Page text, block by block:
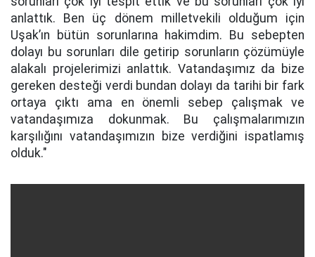
anlattık. Ben üç dönem milletvekili olduğum için
Uşak’ın bütün sorunlarına hakimdim. Bu sebepten
dolayı bu sorunları dile getirip sorunların çözümüyle
alakalı projelerimizi anlattık. Vatandaşımız da bize
gereken desteği verdi bundan dolayı da tarihi bir fark
ortaya çıktı ama en önemli sebep çalışmak ve
vatandaşımıza dokunmak. Bu çalışmalarımızın
karşılığını vatandaşımızın bize verdiğini ispatlamış
olduk."